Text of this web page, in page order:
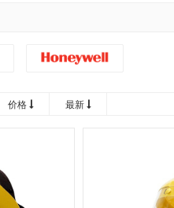
价格 最新